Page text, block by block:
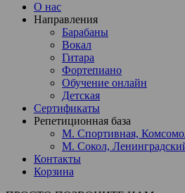
О нас
Направления
Барабаны
Вокал
Гитара
Фортепиано
Обучение онлайн
Детская
Сертификаты
Репетиционная база
М. Спортивная,
М. Сокол,
Контакты
Корзина